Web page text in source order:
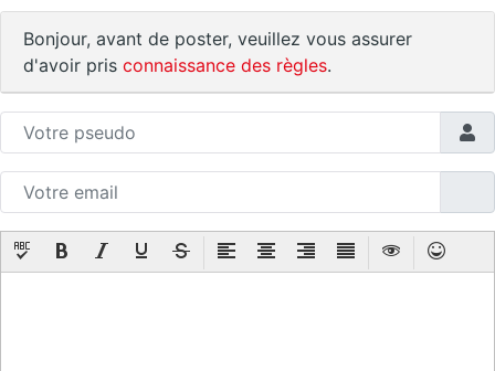
Bonjour, avant de poster, veuillez vous assurer
d'avoir pris connaissance des règles.